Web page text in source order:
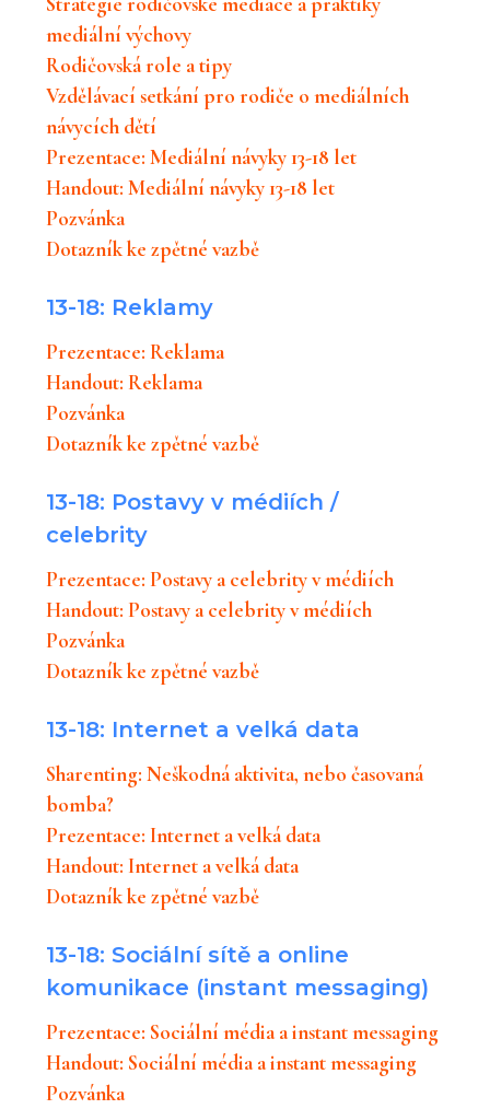
mediální výchovy
Rodičovská role a tipy
Vzdělávací setkání pro rodiče o mediálních
návycích dětí
Prezentace: Mediální návyky 13-18 let
Handout: Mediální návyky 13-18 let
Pozvánka
Dotazník ke zpětné vazbě
13-18: Reklamy
Prezentace: Reklama
Handout: Reklama
Pozvánka
Dotazník ke zpětné vazbě
13-18: Postavy v médiích /
celebrity
Prezentace: Postavy a celebrity v médiích
Handout: Postavy a celebrity v médiích
Pozvánka
Dotazník ke zpětné vazbě
13-18: Internet a velká data
Sharenting: Neškodná aktivita, nebo časovaná
bomba?
Prezentace: Internet a velká data
Handout: Internet a velká data
Dotazník ke zpětné vazbě
13-18: Sociální sítě a online
komunikace (instant messaging)
Prezentace: Sociální média a instant messaging
Handout: Sociální média a instant messaging
Pozvánka